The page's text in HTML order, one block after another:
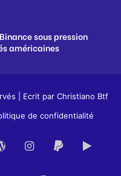
sous pression
américaines
| Ecrit par Christiano Btf
de confidentialité
WordPress
Instagram
PayPal